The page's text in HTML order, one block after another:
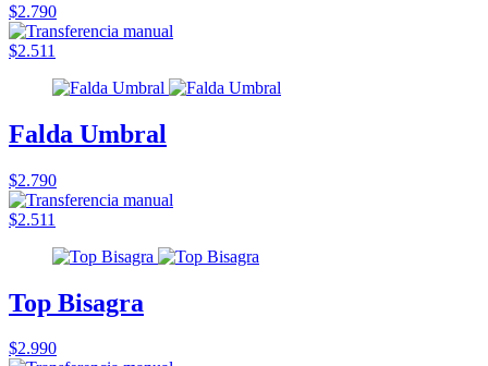
$2.790
$2.511
Falda Umbral
$2.790
$2.511
Top Bisagra
$2.990